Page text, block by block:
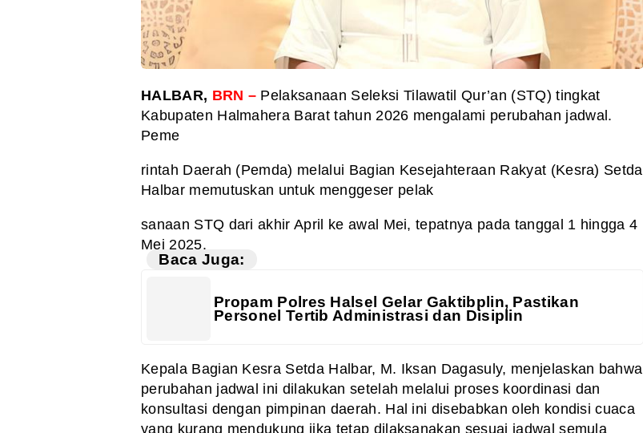
HALBAR, BRN – Pelaksanaan Seleksi Tilawatil Qur’an (STQ) tingkat
Kabupaten Halmahera Barat tahun 2026 mengalami perubahan jadwal.
Peme
rintah Daerah (Pemda) melalui Bagian Kesejahteraan Rakyat (Kesra) Setda
Halbar memutuskan untuk menggeser pelak
sanaan STQ dari akhir April ke awal Mei, tepatnya pada tanggal 1 hingga 4
Mei 2025.
Baca Juga:
Propam Polres Halsel Gelar Gaktibplin, Pastikan
Personel Tertib Administrasi dan Disiplin
Kepala Bagian Kesra Setda Halbar, M. Iksan Dagasuly, menjelaskan bahwa
perubahan jadwal ini dilakukan setelah melalui proses koordinasi dan
konsultasi dengan pimpinan daerah. Hal ini disebabkan oleh kondisi cuaca
yang kurang mendukung jika tetap dilaksanakan sesuai jadwal semula